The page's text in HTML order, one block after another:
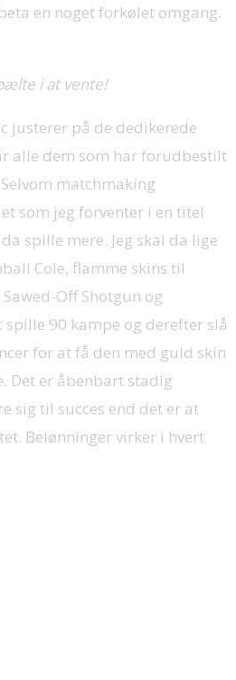
en noget forkølet omgang.
i at vente!
justerer på de dedikerede
alle dem som har forudbestilt
matchmaking
som jeg forventer i en titel
spille mere. Jeg skal da lige
Cole, flamme skins til
Off Shotgun og
spille 90 kampe og derefter slå
for at få den med guld skin
Det er åbenbart stadig
sig til succes end det er at
Belønninger virker i hvert